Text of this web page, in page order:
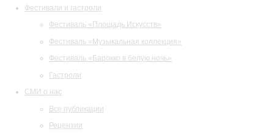
Фестивали и гастроли
Фестиваль «Площадь Искусств»
Фестиваль «Музыкальная коллекция»
Фестиваль «Барокко в белую ночь»
Гастроли
СМИ о нас
Все публикации
Рецензии